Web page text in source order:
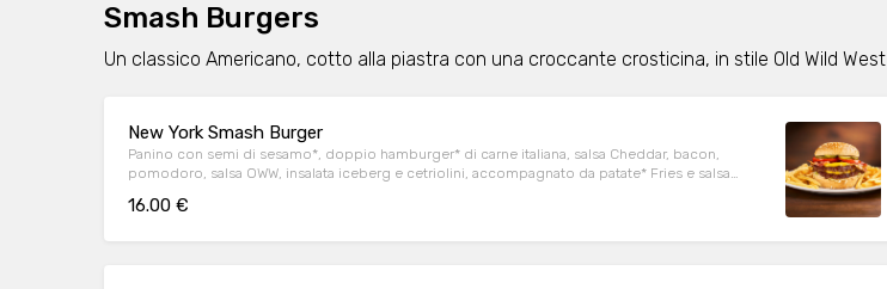
Smash Burgers
Un classico Americano, cotto alla piastra con una croccante crosticina, in stile Old Wild West
New York Smash Burger
Panino con semi di sesamo*, doppio hamburger* di carne italiana, salsa Cheddar, bacon,
pomodoro, salsa OWW, insalata iceberg e cetriolini, accompagnato da patate* Fries e salsa
16.00 €